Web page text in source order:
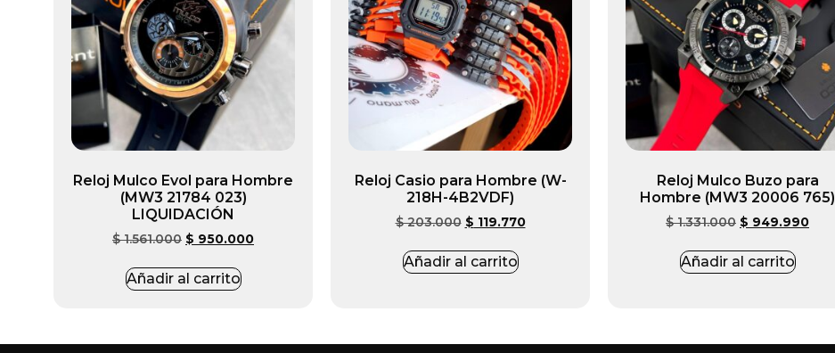
Reloj Mulco Evol para Hombre
(MW3 21784 023)
LIQUIDACIÓN
$1.561.000 $ 950.000
Añadir al carrito
Reloj Casio para Hombre (W-
218H-4B2VDF)
$203.000 $ 119.770
Añadir al carrito
Reloj Mulco Buzo para
Hombre (MW3 20006 765)
$1.331.000 $ 949.990
Añadir al carrito